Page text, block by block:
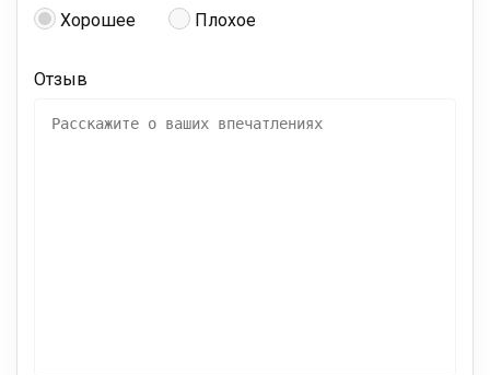
Хорошее Плохое
Отзыв